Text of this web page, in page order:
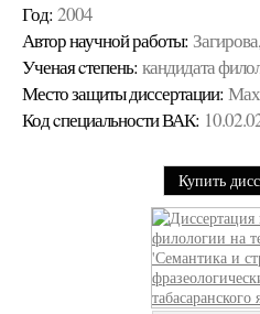
Год: 2004
Автор научной работы:
Ученая cтепень: кандидата
Место защиты диссертации:
Код cпециальности ВАК:
Купить